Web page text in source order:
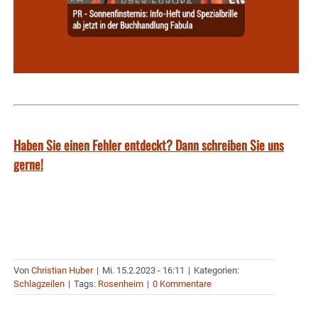
Haben Sie einen Fehler entdeckt? Dann schreiben Sie uns
gerne!
Von Christian Huber | Mi. 15.2.2023 - 16:11 | Kategorien:
Schlagzeilen | Tags: Rosenheim | 0 Kommentare